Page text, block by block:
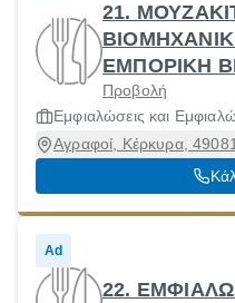
21.
ΕΜΠΟΡΙΚΗ
Προβολή
Εμφιαλώσεις και
Αγραφοί, Κέρκυρα, 49081
Ad
22.